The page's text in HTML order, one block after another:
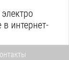
интернет-